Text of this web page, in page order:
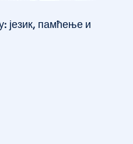
језик, памћење и